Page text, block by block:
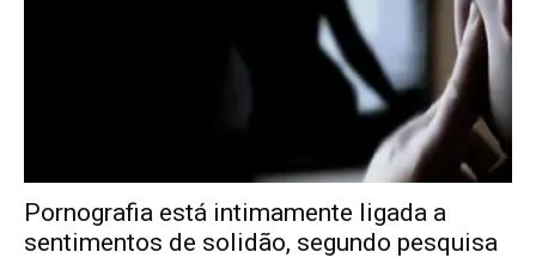
Pornografia está intimamente ligada a
sentimentos de solidão, segundo pesquisa